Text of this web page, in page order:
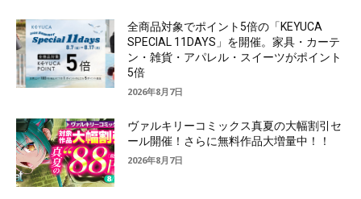
全商品対象でポイント5倍の「KEYUCA
SPECIAL 11DAYS」を開催。家具・カーテ
ン・雑貨・アパレル・スイーツがポイント
5倍
2026年8月7日
ヴァルキリーコミックス真夏の大幅割引セ
ール開催！さらに無料作品大増量中！！
2026年8月7日